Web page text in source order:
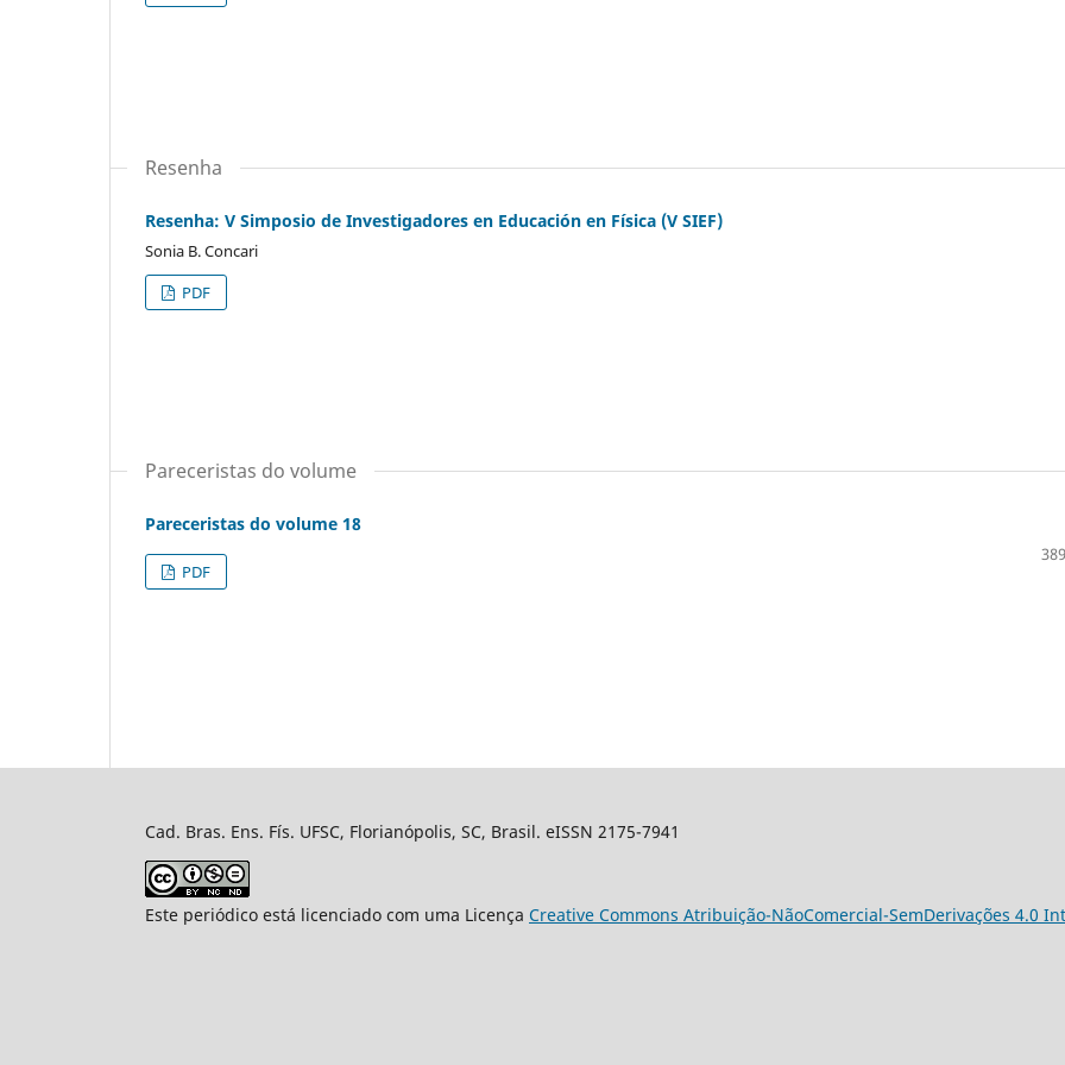
Resenha
Resenha: V Simposio de Investigadores en Educación en Física (V SIEF)
Sonia B. Concari
PDF
Pareceristas do volume
Pareceristas do volume 18
PDF
Cad. Bras. Ens. Fís. UFSC, Florianópolis, SC, Brasil. eISSN 2175-7941
Este periódico está licenciado com uma Licença Creative Commons Atribuição-NãoComercial-SemDerivações 4.0